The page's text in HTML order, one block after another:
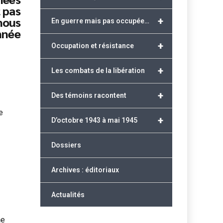
+
En guerre mais pas occupée…
+
Occupation et résistance
+
Les combats de la libération
+
Des témoins racontent
+
D’octobre 1943 à mai 1945
Dossiers
Archives : éditoriaux
Actualités